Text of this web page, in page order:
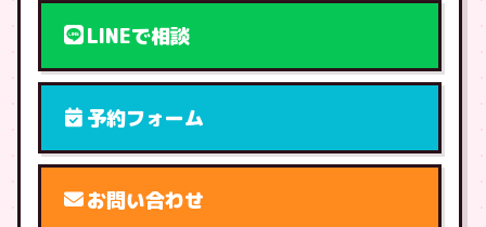
LINEで相談
予約フォーム
お問い合わせ